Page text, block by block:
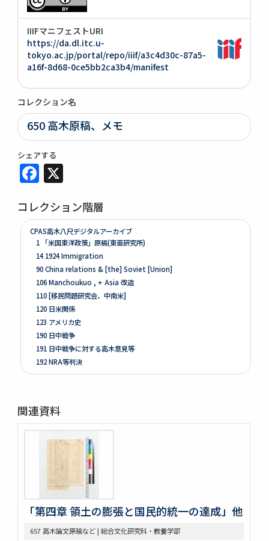
IIIFマニフェストURI
https://da.dl.itc.u-
tokyo.ac.jp/portal/repo/iiif/a3c4d30c-87a5-
a16f-8d68-0ce5bb2ca3b4/manifest
コレクション名
650 高木原稿、メモ
シェアする
Facebook
コレクション階層
CPAS高木八尺デジタルアーカイブ
1 「米国東洋政策」原稿(東亜研究所)
14 1924 Immigration
90 China relations & [the] Soviet [Union]
106 Manchoukuo , + Asia 改造
110 [移民問題研究会、中南米]
120 日米関係
123 アメリカ史
190 日中戦争
191 日中戦争に対する高木意見等
192 NRA等判決
261 Prologue
264 Mitsubishi
275 Phillips Civil War & Reconstruction
278 Turner, FR. J
280 Van Tyne C.H Method of Hist. Research
281 Van Tyne Constitutional Hist.
287 McLaughlin, Reading Notes CONST. H. I.
289 Reading Notes
293 Pacific
368 Const.’l law
関連資料
「第四章 領土の膨張と国民的統一の達成」他
657 高木論文原稿など | 総合文化研究科・教養学部